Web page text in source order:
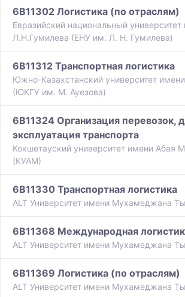
6B11302 Логистика (по отраслям)
Евразийский национальный университет
Л.Н.Гумилева (ЕНУ им. Л. Н. Гумилева)
6B11312 Транспортная логистика
Южно-Казахстанский университет
(ЮКГУ им. М. Ауезова)
6B11324 Организация перевозок,
эксплуатация транспорта
Кокшетауский университет имени Абая
(КУАМ)
6B11330 Транспортная логистика
ALT Университет имени Мухамеджана
6B11368 Международная
ALT Университет имени Мухамеджана
6B11369 Логистика (по отраслям)
ALT Университет имени Мухамеджана